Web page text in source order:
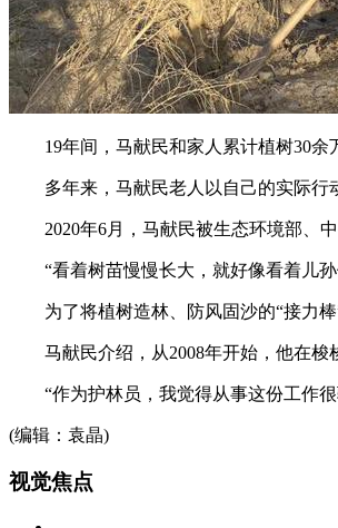
19年间，马献民和家人累计植树30
多年来，马献民老人以自己的实际行动
2020年6月，马献民被生态环境部、中
“看着树苗慢慢长大，就好像看着儿孙
为了将植树造林、防风固沙的“接力棒”
马献民介绍，从2008年开始，他在梭
“作为护林员，我觉得从事这份工作很
(编辑：袁晶)
视觉焦点